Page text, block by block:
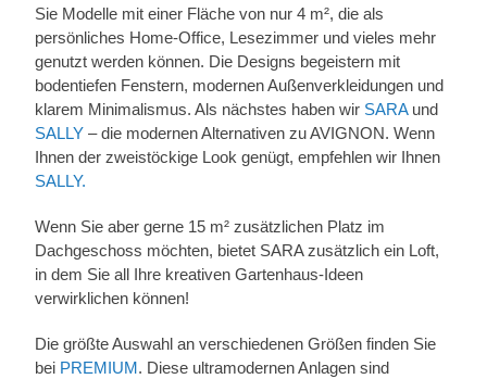
Sie Modelle mit einer Fläche von nur 4 m², die als
persönliches Home-Office, Lesezimmer und vieles mehr
genutzt werden können. Die Designs begeistern mit
bodentiefen Fenstern, modernen Außenverkleidungen und
klarem Minimalismus. Als nächstes haben wir SARAund
SALLY – die modernen Alternativen zu AVIGNON. Wenn
Ihnen der zweistöckige Look genügt, empfehlen wir Ihnen
SALLY.
Wenn Sie aber gerne 15 m² zusätzlichen Platz im
Dachgeschoss möchten, bietet SARA zusätzlich ein Loft,
in dem Sie all Ihre kreativen Gartenhaus-Ideen
verwirklichen können!
Die größte Auswahl an verschiedenen Größen finden Sie
bei PREMIUM. Diese ultramodernen Anlagen sind